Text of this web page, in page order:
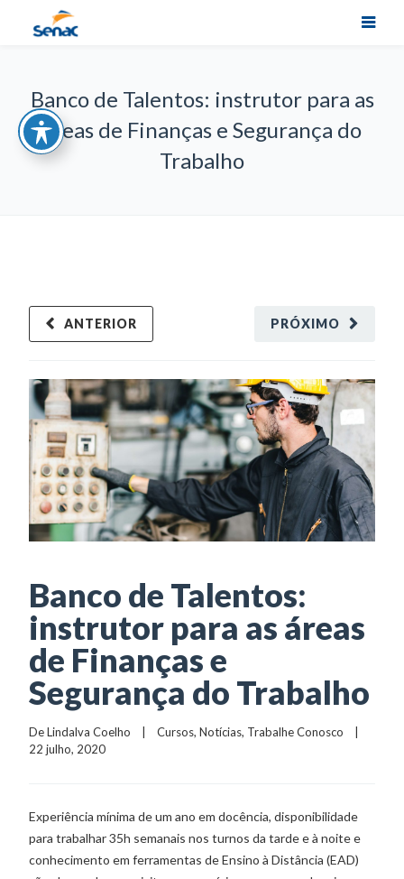
Banco de Talentos: instrutor para as
áreas de Finanças e Segurança do
Trabalho
PRÓXIMO
ANTERIOR
Banco de Talentos:
instrutor para as áreas
de Finanças e
Segurança do Trabalho
De Lindalva Coelho
    |
Cursos, Notícias, Trabalhe Conosco
22 julho, 2020
Experiência mínima de um ano em docência, disponibilidade
para trabalhar 35h semanais nos turnos da tarde e à noite e
conhecimento em ferramentas de Ensino à Distância (EAD)